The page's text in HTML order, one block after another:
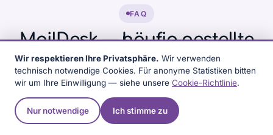
FAQ
MailDesk — häufig gestellte
Fragen
Welche Odoo-Versionen unterstützt
Wir respektieren Ihre Privatsphäre. Wir verwenden
technisch notwendige Cookies. Für anonyme Statistiken bitten
wir um Ihre Einwilligung — siehe unsere Cookie-Richtlinie.
Nur notwendige Ich stimme zu
Frage stellen